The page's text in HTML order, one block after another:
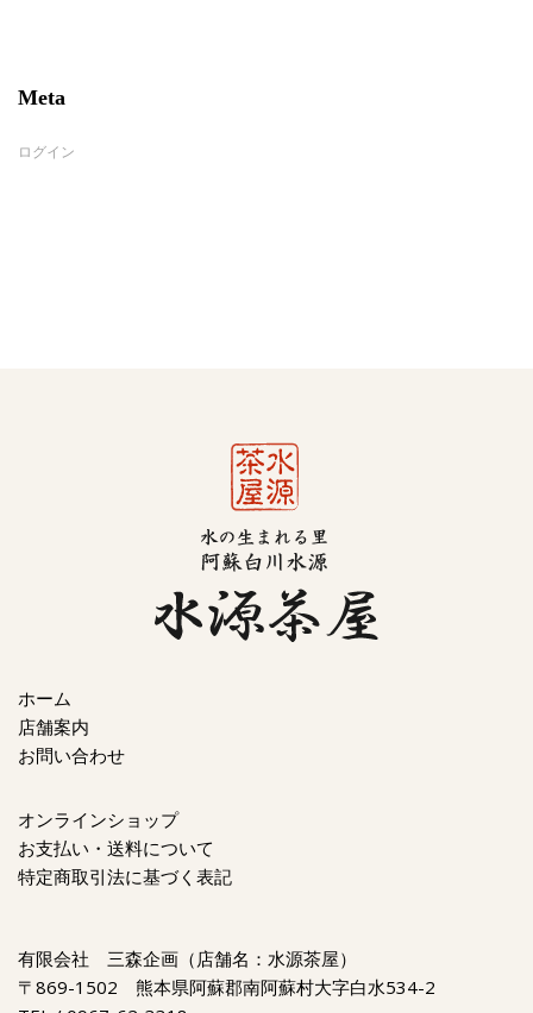
Meta
ログイン
ホーム
店舗案内
お問い合わせ
オンラインショップ
お支払い・送料について
特定商取引法に基づく表記
有限会社 三森企画（店舗名：水源茶屋）
〒869-1502 熊本県阿蘇郡南阿蘇村大字白水534-2